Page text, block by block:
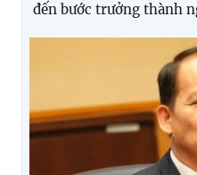
đến bước trưởng thành